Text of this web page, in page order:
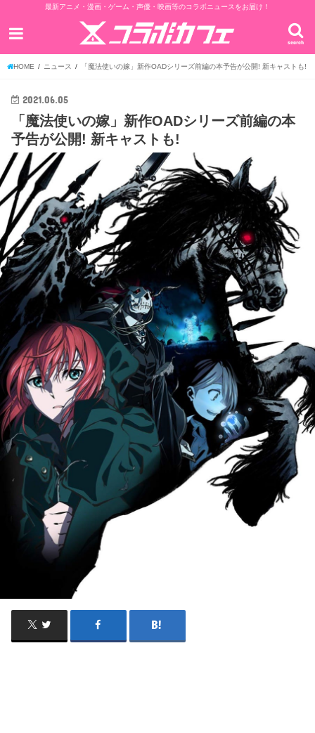
最新アニメ・漫画・ゲーム・声優・映画等のコラボニュースをお届け！
search
HOME ニュース 「魔法使いの嫁」新作OADシリーズ前編の本予告が公開! 新キャストも!
2021.06.05
「魔法使いの嫁」新作OADシリーズ前編の本
予告が公開! 新キャストも!